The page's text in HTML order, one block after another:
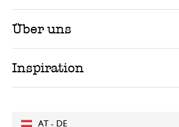
AT - DE
Über uns
Inspiration